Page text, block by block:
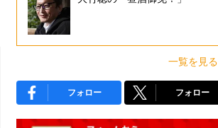
一覧を見る
フォロー フォロー